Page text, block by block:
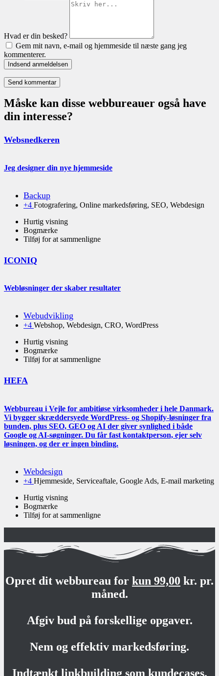
Hvad er din besked?
Gem mit navn, e-mail og hjemmeside til næste gang jeg
kommenterer.
Indsend anmeldelsen
Måske kan disse webbureauer også have
din interesse?
Websnedkeren
Jeg designer din nye hjemmeside
Backup
+4 Fotografering, Online markedsføring, SEO, Webdesign
Hurtig visning
Bogmærke
Tilføj for at sammenligne
ICONIQ
Webløsninger der skaber resultater
Webudvikling
+4 Webshop, Webdesign, CRO, WordPress
Hurtig visning
Bogmærke
Tilføj for at sammenligne
HEFA
Webbureau i Vejle for ambitiøse virksomheder i hele Danmark.
Vi bygger skræddersyede WordPress- og Shopify-løsninger fra
bunden, plus SEO, GEO og AI der giver synlighed i både
Google og AI-søgninger. Du får fast kontaktperson, ejer selv
løsningen, og der er ingen binding.
Webdesign
+4 Hjemmeside, Serviceaftale, Google Ads, E-mail marketing
Hurtig visning
Bogmærke
Tilføj for at sammenligne
Opret dit webbureau for kun 99,00 kr. pr.
måned.
Afgiv bud på forskellige opgaver.
Nem og effektiv markedsføring.
Indtænkt linkbuilding som kundecases.